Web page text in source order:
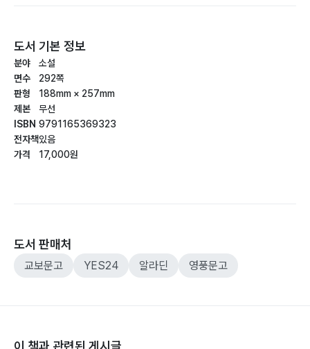
도서 기본 정보
분야
면수
판형
제본
ISBN
전자책
가격
소설
292쪽
188mm × 257mm
무선
9791165369323
있음
17,000원
도서 판매처
교보문고 YES24 알라딘 영풍문고
이 책과 관련된 게시글